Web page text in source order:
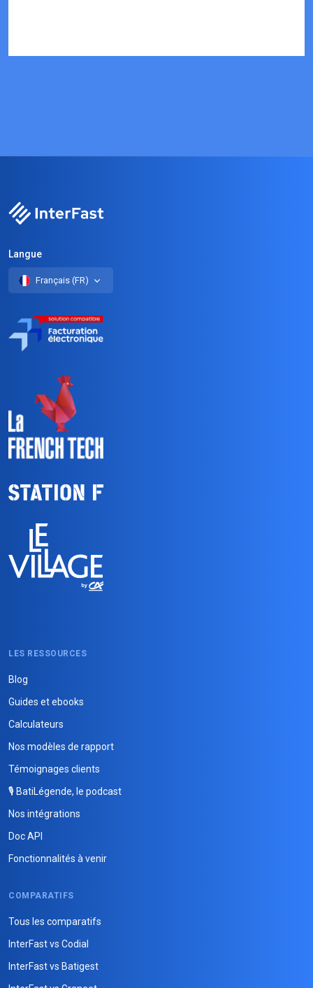
Langue
Français (FR)
LES RESSOURCES
Blog
Guides et ebooks
Calculateurs
Nos modèles de rapport
Témoignages clients
🎙️ BatiLégende, le podcast
Nos intégrations
Doc API
Fonctionnalités à venir
COMPARATIFS
Tous les comparatifs
InterFast vs Codial
InterFast vs Batigest